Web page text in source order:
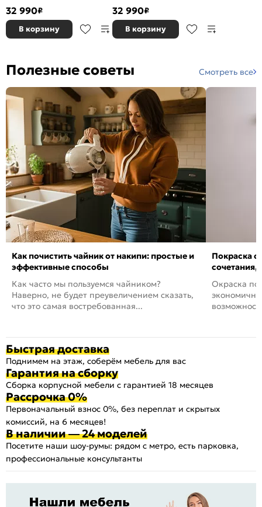
32 990₽
В корзину
32 990₽
В корзину
Полезные советы Смотреть все
Как почистить чайник от накипи: простые и
эффективные способы
Как часто мы пользуемся чайником?
Наверно, не будет преувеличением сказать,
что это самая востребованная...
Покраска
сочетания,
Окраска
Быстрая доставка
Поднимем на этаж, соберём мебель для вас
Гарантия на сборку
Сборка корпусной мебели с гарантией 18 месяцев
Рассрочка 0%
Первоначальный взнос 0%, без переплат и скрытых
комиссий, на 6 месяцев!
В наличии — 24 моделей
Посетите наши шоу-румы: рядом с метро, есть парковка,
профессиональные консультанты